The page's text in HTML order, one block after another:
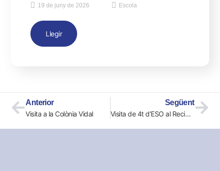
19 de juny de 2026 Escola
Llegir
Anterior
Visita a la Colònia Vidal
Següent
Visita de 4t d’ESO al Recinte modernista de Sant Pau i a la Sagrada Família